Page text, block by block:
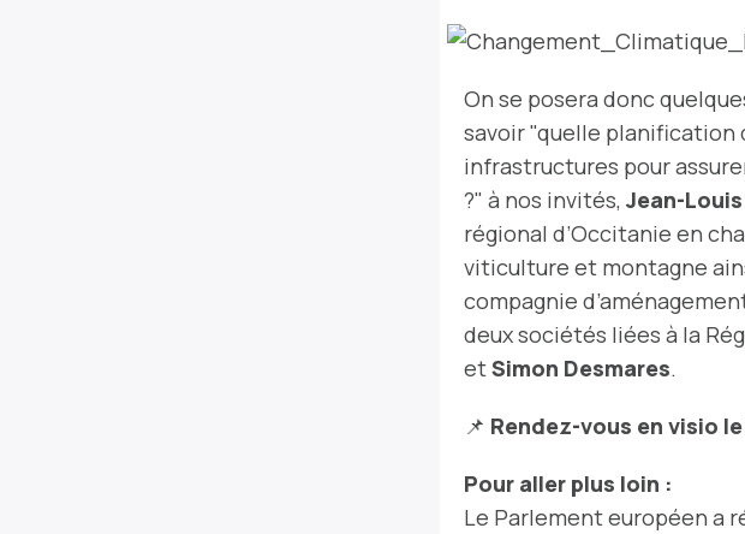
On se posera donc
savoir "quelle planification
infrastructures pour
?" à nos invités, Jean-
régional d’Occitanie en
viticulture et montagne
compagnie
deux sociétés liées à la
etSimon Desmares.
📌 Rendez-vous en visio
Pour aller plus loin :
Le Parlement européen a